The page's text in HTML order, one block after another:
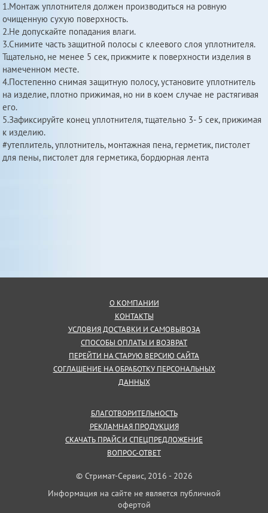
1.Монтаж уплотнителя должен производиться на ровную
очищенную сухую поверхность.
2.Не допускайте попадания влаги.
3.Снимите часть защитной полосы с клеевого слоя уплотнителя.
Тщательно, не менее 5 сек, прижмите к поверхности изделия в
намеченном месте.
4.Постепенно снимая защитную полосу, установите уплотнитель
на изделие, плотно прижимая, но ни в коем случае не растягивая
его.
5.Зафиксируйте конец уплотнителя, тщательно 3- 5 сек, прижимая
к изделию.
#утеплитель, уплотнитель, монтажная пена, герметик, пистолет
для пены, пистолет для герметика, бордюрная лента
О КОМПАНИИ
КОНТАКТЫ
УСЛОВИЯ ДОСТАВКИ И САМОВЫВОЗА
СПОСОБЫ ОПЛАТЫ И ВОЗВРАТ
ПЕРЕЙТИ НА СТАРУЮ ВЕРСИЮ САЙТА
СОГЛАШЕНИЕ НА ОБРАБОТКУ ПЕРСОНАЛЬНЫХ
ДАННЫХ
БЛАГОТВОРИТЕЛЬНОСТЬ
РЕКЛАМНАЯ ПРОДУКЦИЯ
СКАЧАТЬ ПРАЙС И СПЕЦПРЕДЛОЖЕНИЕ
ВОПРОС-ОТВЕТ
© Стримат-Сервис, 2016 - 2026
Информация на сайте не является публичной
офертой